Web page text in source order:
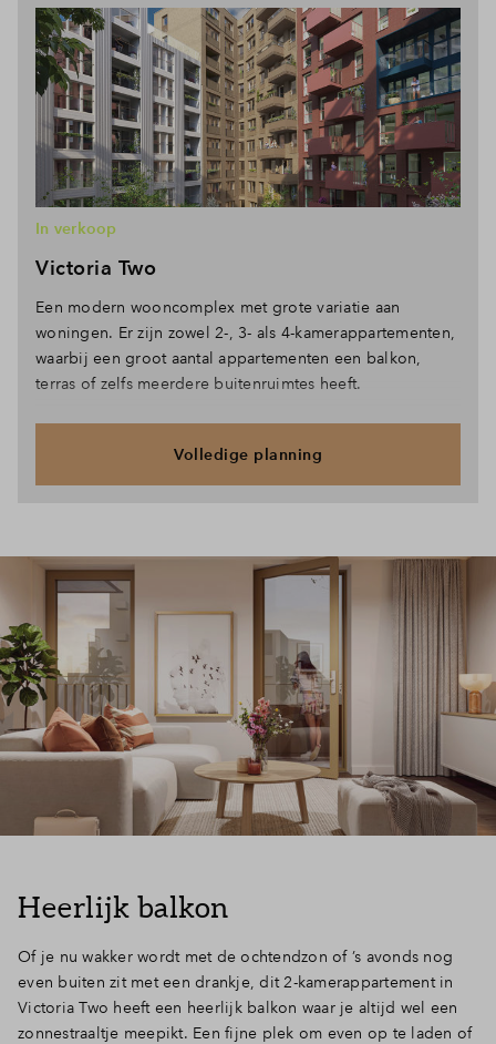
Victoria Two
In verkoop
Een modern wooncomplex met grote variatie aan
woningen. Er zijn zowel 2-, 3- als 4-kamerappartementen,
waarbij een groot aantal appartementen een balkon,
terras of zelfs meerdere buitenruimtes heeft.
Volledige planning
Heerlijk balkon
Of je nu wakker wordt met de ochtendzon of ’s avonds nog
even buiten zit met een drankje, dit 2-kamerappartement in
Victoria Two heeft een heerlijk balkon waar je altijd wel een
zonnestraaltje meepikt. Een fijne plek om even op te laden of